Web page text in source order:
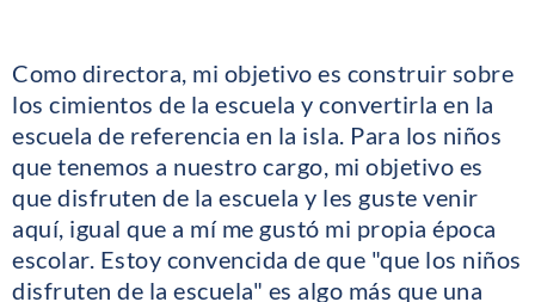
Como directora, mi objetivo es construir sobre
los cimientos de la escuela y convertirla en la
escuela de referencia en la isla. Para los niños
que tenemos a nuestro cargo, mi objetivo es
que disfruten de la escuela y les guste venir
aquí, igual que a mí me gustó mi propia época
escolar. Estoy convencida de que "que los niños
disfruten de la escuela" es algo más que una